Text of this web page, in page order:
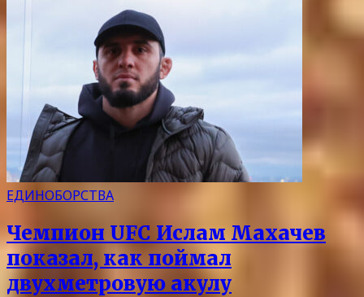
ЕДИНОБОРСТВА
Чемпион UFC Ислам Махачев
показал, как поймал
двухметровую акулу